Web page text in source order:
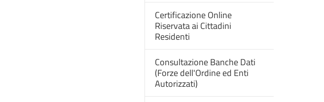
Certificazione Online
Riservata ai Cittadini
Residenti
Consultazione Banche Dati
(Forze dell'Ordine ed Enti
Autorizzati)